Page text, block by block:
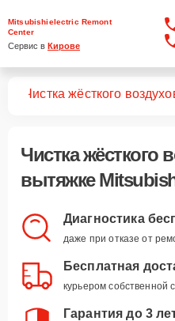
Mitsubishielectric Remont
Center
Сервис в Кирове
Чистка жёсткого
Чистка жёсткого
вытяжке
Диагностика
даже при отказе от
Бесплатная
курьером собственной
Гарантия до 3